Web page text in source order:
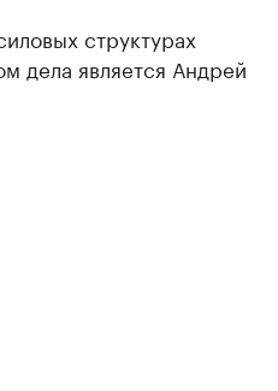
структурах
дела является Андрей